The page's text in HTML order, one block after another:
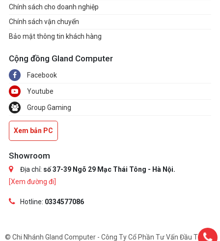
Chính sách cho doanh nghiệp
Chính sách vận chuyển
Bảo mật thông tin khách hàng
Cộng đồng Gland Computer
Facebook
Youtube
Group Gaming
Xem bản PC
Showroom
Địa chỉ: số 37-39 Ngõ 29 Mạc Thái Tông - Hà Nội.
[Xem đường đi]
Hotline: 0334577086
© Chi Nhánh Gland Computer - Công Ty Cổ Phần Tư Vấn Đầu Tư Và